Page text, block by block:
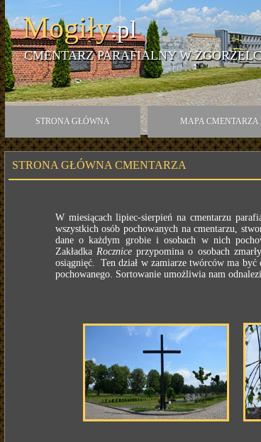
Mogiły.pl
CMENTARZ PARAFIALNY W
STRONA GŁÓWNA MAPA CMENTARZA
STRONA GŁÓWNA CMENTARZA
W miesiącach lipiec-sierpień na cmentarzu
wszystkich osób pochowanych na cmentarzu,
dane o każdym grobie i osobach w nich
Zakładka Roczniceprzypomina o osobach
osiągnięć. Ten dział w zamiarze twórców ma
pochowanego. Sortowanie umożliwia nam